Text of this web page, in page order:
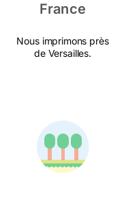
France
Nous imprimons près
de Versailles.